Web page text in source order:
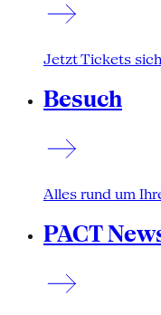
Jetzt Tickets
Besuch
Alles rund um
PACT